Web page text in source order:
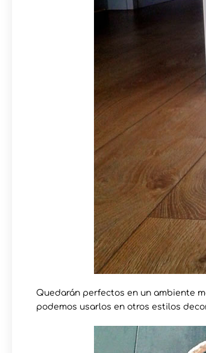
Quedarán perfectos en un ambiente
podemos usarlos en otros estilos